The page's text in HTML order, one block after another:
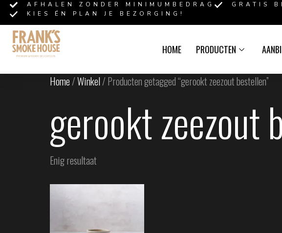
AFHALEN ZONDER MINIMUMBEDRAG
GRATIS
KIES ÉN PLAN JE BEZORGING!
HOME PRODUCTEN
Home/Winkel/ Producten getagged “gerookt zeezout bestellen”
gerookt zeezout
Enig resultaat